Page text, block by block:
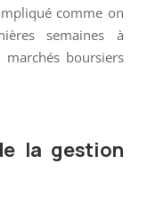
comme on
semaines à
marchés boursiers
la gestion